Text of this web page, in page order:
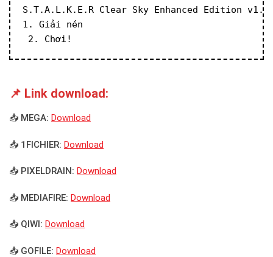
S.T.A.L.K.E.R Clear Sky Enhanced Edition
1. Giải nén
2. Chơi!
📌 Link download:
📥 MEGA: Download
📥 1FICHIER: Download
📥 PIXELDRAIN: Download
📥 MEDIAFIRE: Download
📥 QIWI: Download
📥 GOFILE: Download